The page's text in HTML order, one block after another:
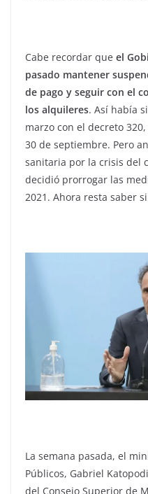
Cabe recordar que el
pasado mantener
de pago y seguir con el
los alquileres. Así había
marzo con el decreto
30 de septiembre. Pero
sanitaria por la crisis del
decidió prorrogar las
2021. Ahora resta saber
La semana pasada, el
Públicos, Gabriel
del Consejo Superior de